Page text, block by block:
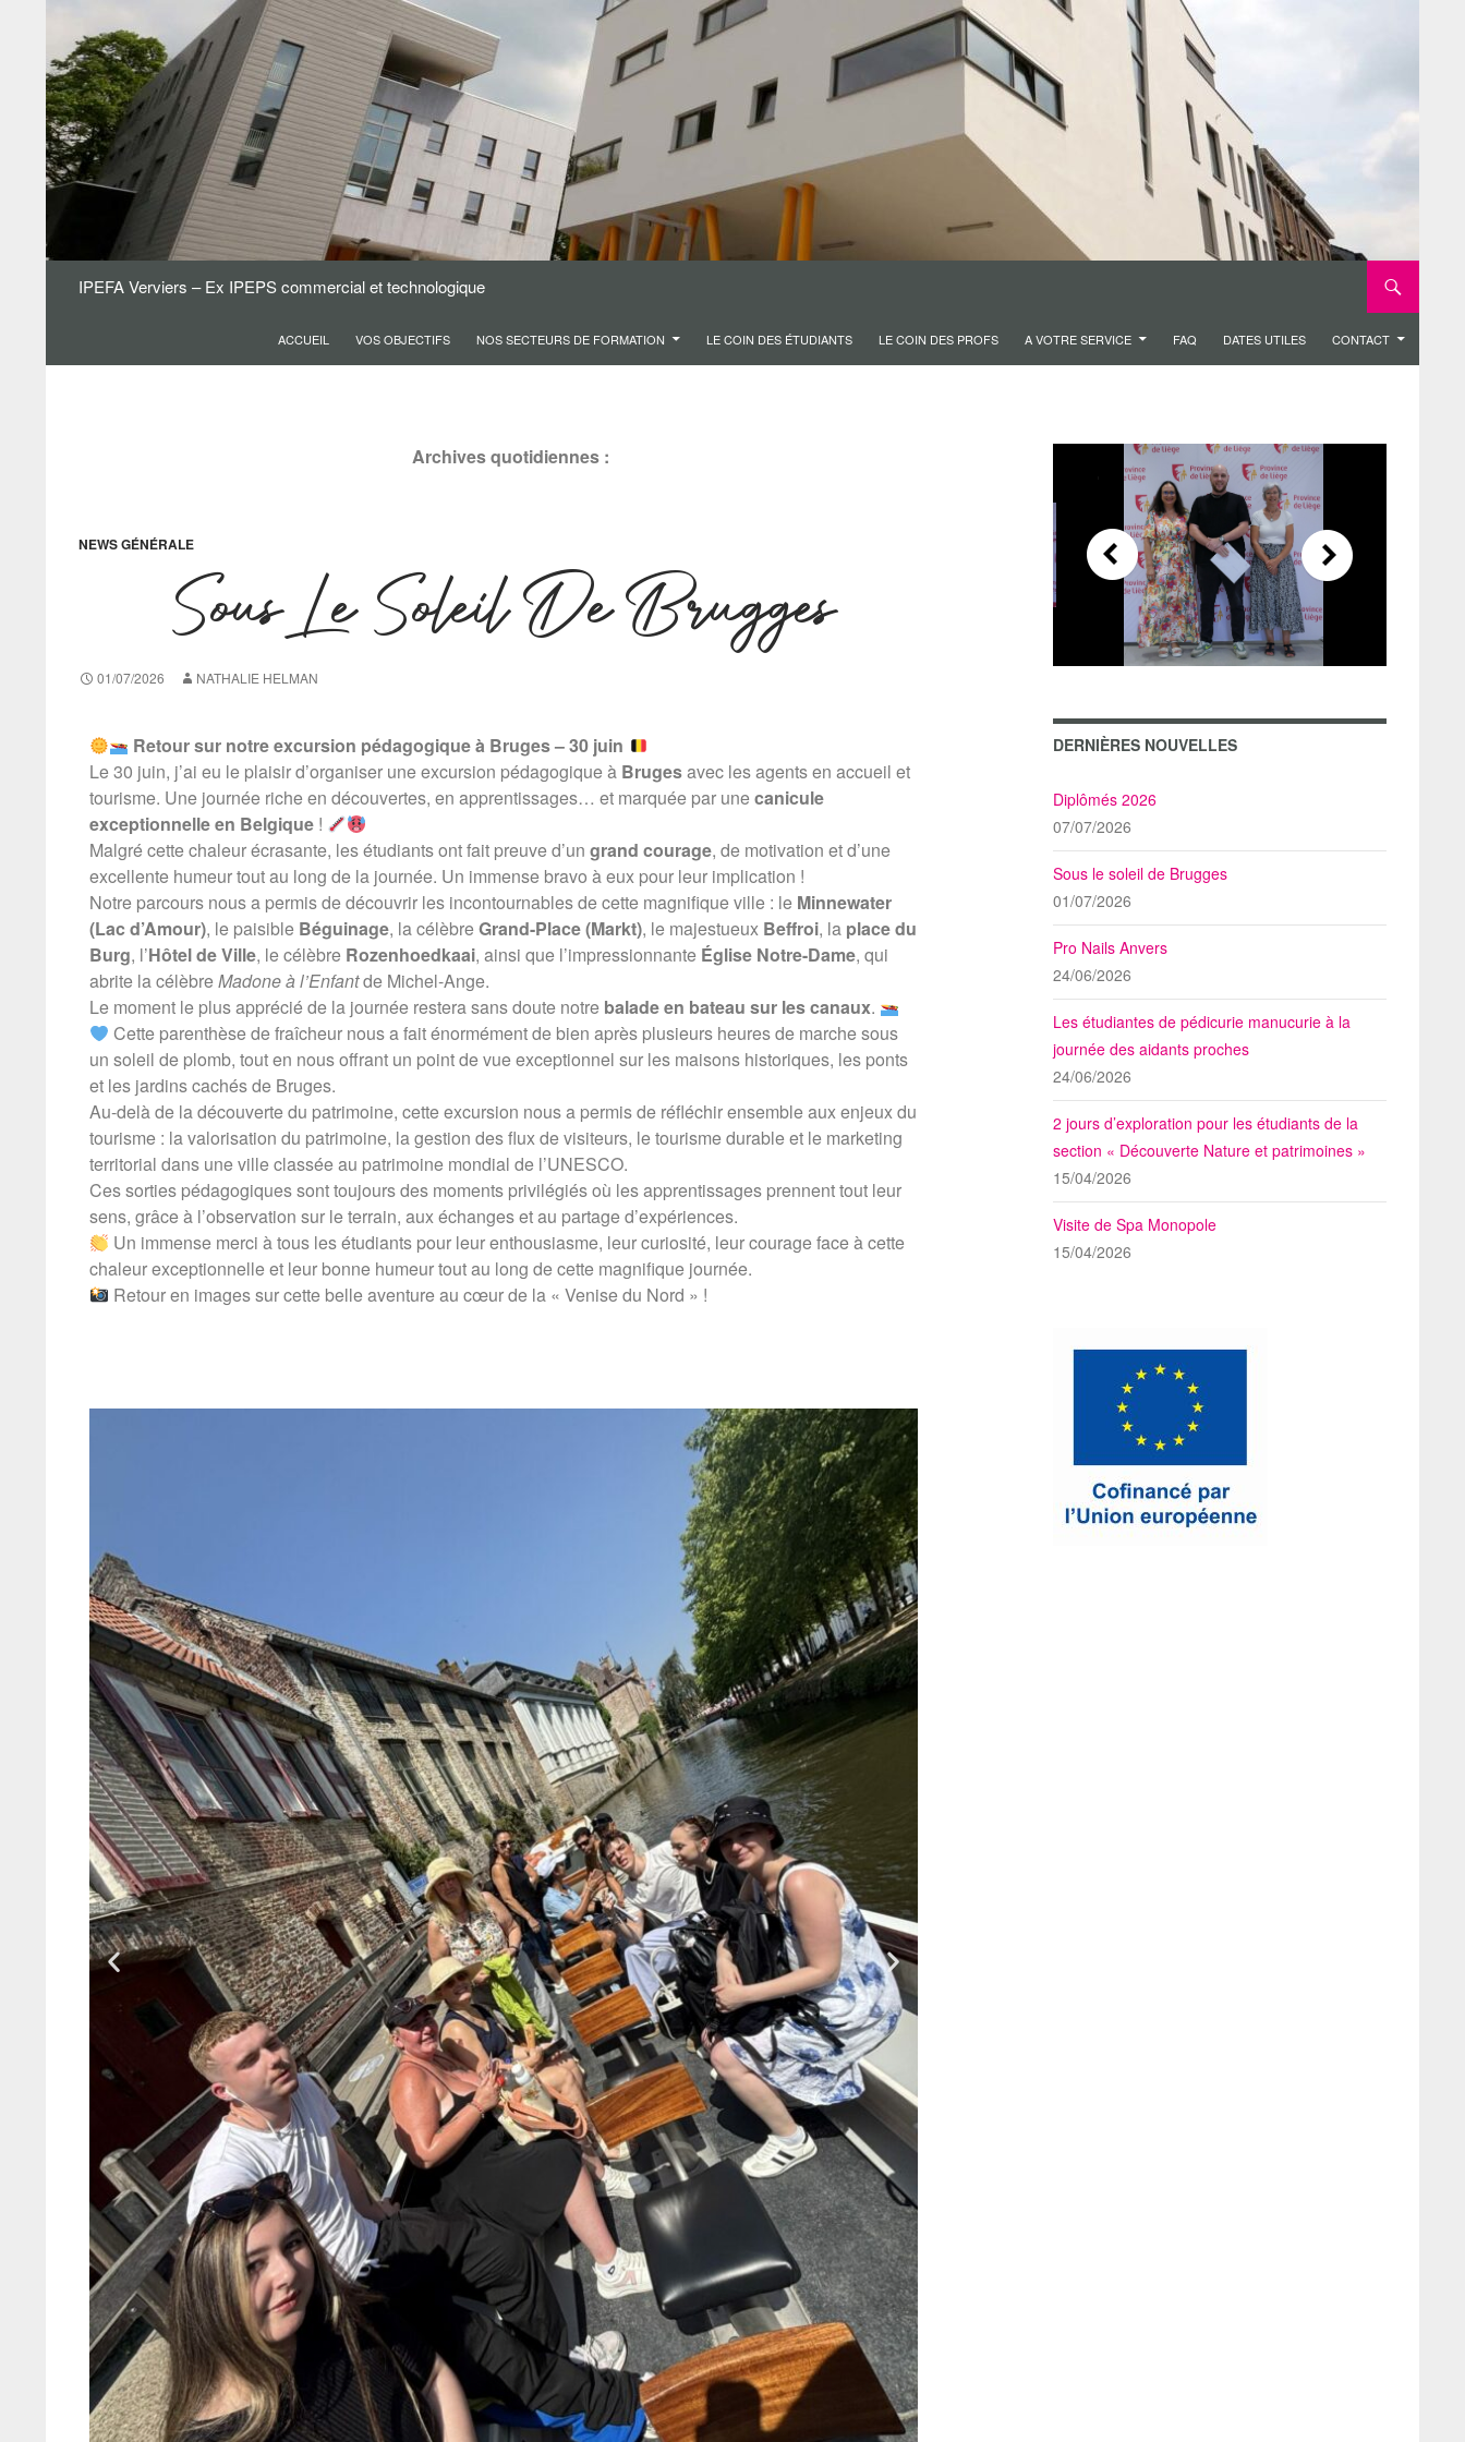
IPEFA Verviers – Ex IPEPS commercial et technologique
ACCUEIL VOS OBJECTIFS NOS SECTEURS DE FORMATION LE COIN DES ÉTUDIANTS LE COIN DES PROFS A VOTRE SERVICE FAQ DATES UTILES CONTACT
Archives quotidiennes :
NEWS GÉNÉRALE
Sous Le Soleil De Brugges
01/07/2026 NATHALIE HELMAN
Retour sur notre excursion pédagogique à Bruges – 30 juin
Le 30 juin, j’ai eu le plaisir d’organiser une excursion pédagogique à Brugesavec les agents en accueil et
tourisme. Une journée riche en découvertes, en apprentissages… et marquée par unecanicule
exceptionnelle en Belgique !
Malgré cette chaleur écrasante, les étudiants ont fait preuve d’un grand courage, de motivation et d’une
excellente humeur tout au long de la journée. Un immense bravo à eux pour leur implication !
Notre parcours nous a permis de découvrir les incontournables de cette magnifique ville : le Minnewater
(Lac d’Amour), le paisible Béguinage, la célèbreGrand-Place (Markt), le majestueux Beffroi, la place du
Burg, l’Hôtel de Ville, le célèbre Rozenhoedkaai, ainsi que l’impressionnante Église Notre-Dame, qui
abrite la célèbreMadone à l’Enfantde Michel-Ange.
Le moment le plus apprécié de la journée restera sans doute notre balade en bateau sur les canaux.
Cette parenthèse de fraîcheur nous a fait énormément de bien après plusieurs heures de marche sous
un soleil de plomb, tout en nous offrant un point de vue exceptionnel sur les maisons historiques, les ponts
et les jardins cachés de Bruges.
Au-delà de la découverte du patrimoine, cette excursion nous a permis de réfléchir ensemble aux enjeux du
tourisme : la valorisation du patrimoine, la gestion des flux de visiteurs, le tourisme durable et le marketing
territorial dans une ville classée au patrimoine mondial de l’UNESCO.
Ces sorties pédagogiques sont toujours des moments privilégiés où les apprentissages prennent tout leur
sens, grâce à l’observation sur le terrain, aux échanges et au partage d’expériences.
Un immense merci à tous les étudiants pour leur enthousiasme, leur curiosité, leur courage face à cette
chaleur exceptionnelle et leur bonne humeur tout au long de cette magnifique journée.
Retour en images sur cette belle aventure au cœur de la « Venise du Nord » !
DERNIÈRES NOUVELLES
Diplômés 2026
07/07/2026
Sous le soleil de Brugges
01/07/2026
Pro Nails Anvers
24/06/2026
Les étudiantes de pédicurie manucurie à la
journée des aidants proches
24/06/2026
2 jours d’exploration pour les étudiants de la
section « Découverte Nature et patrimoines »
15/04/2026
Visite de Spa Monopole
15/04/2026